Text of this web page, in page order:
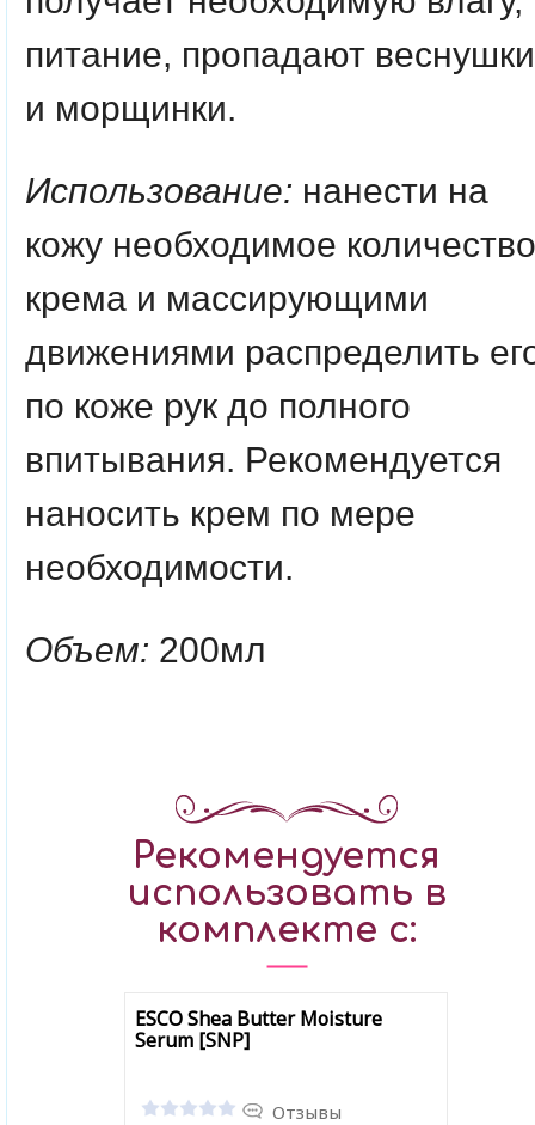
питание, пропадают веснушки
и морщинки.
Использование: нанести на
кожу необходимое количество
крема и массирующими
движениями распределить
по коже рук до полного
впитывания. Рекомендуется
наносить крем по мере
необходимости.
Объем: 200мл
Рекомендуется
использовать в
комплекте с:
ESCO Shea Butter Moisture
Serum [SNP]
Отзывы